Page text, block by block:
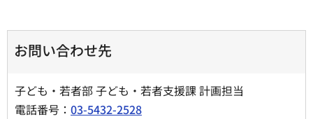
お問い合わせ先
子ども・若者部 子ども・若者支援課 計画担当
電話番号： 03-5432-2528